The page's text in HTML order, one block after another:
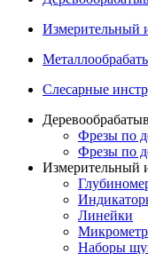
Измерительный
Слесарные
Фрезы по
Фрезы по
Измерительный
Линейки
Наборы